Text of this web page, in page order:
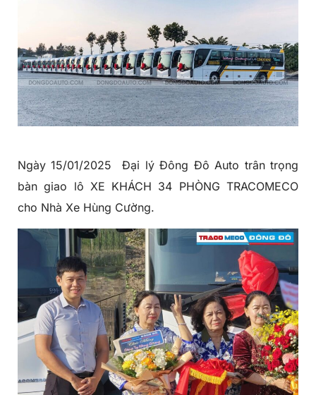
Ngày 15/01/2025Đại lý Đông Đô Auto trân trọng
bàn giao lô XE KHÁCH 34 PHÒNG TRACOMECO
cho Nhà Xe Hùng Cường.